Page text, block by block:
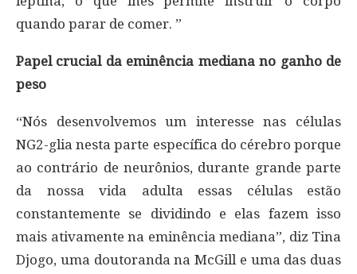
quando parar de comer. ”
Papel crucial da eminência mediana no ganho de
peso
“Nós desenvolvemos um interesse nas células
NG2-glia nesta parte específica do cérebro porque
ao contrário de neurônios, durante grande parte
da nossa vida adulta essas células estão
constantemente se dividindo e elas fazem isso
mais ativamente na eminência mediana”, diz Tina
Djogo, uma doutoranda na McGill e uma das duas